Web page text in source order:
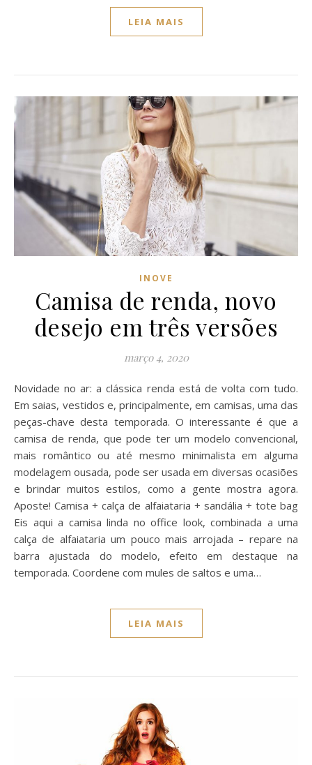
LEIA MAIS
INOVE
Camisa de renda, novo
desejo em três versões
março 4, 2020
Novidade no ar: a clássica renda está de volta com tudo.
Em saias, vestidos e, principalmente, em camisas, uma das
peças-chave desta temporada. O interessante é que a
camisa de renda, que pode ter um modelo convencional,
mais romântico ou até mesmo minimalista em alguma
modelagem ousada, pode ser usada em diversas ocasiões
e brindar muitos estilos, como a gente mostra agora.
Aposte! Camisa + calça de alfaiataria + sandália + tote bag
Eis aqui a camisa linda no office look, combinada a uma
calça de alfaiataria um pouco mais arrojada – repare na
barra ajustada do modelo, efeito em destaque na
temporada. Coordene com mules de saltos e uma…
LEIA MAIS